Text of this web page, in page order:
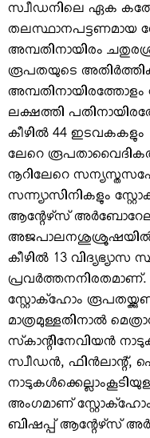
സ്വീഡനിലെ ഏക
തലസ്ഥാനപട്ടണമായ
അമ്പതിനായിരം
രൂപതയുടെ
അമ്പതിനായിരത്തോളം
ലക്ഷത്തി
കീഴില്‍ 44 ഇടവകകളും
ലേറെ
നൂറിലേറെ
സന്ന്യാസിനികളും
ആന്റേഴ്‌സ്
കീഴില്‍ 13
പ്രവര്‍ത്തനനിരതമാണ്.
സ്റ്റോക്‌ഹോം
മാത്രമുള്ളതിനാല്‍
സ്‌കാന്റിനേവിയന്‍
സ്വീഡന്‍, ഫിന്‍ലാന്റ്,
അംഗമാണ്
ബിഷപ്പ് ആന്റേഴ്‌സ്